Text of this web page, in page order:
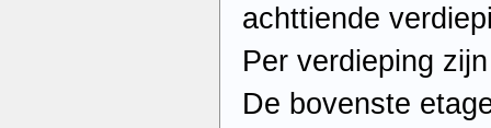
achttiende
Per verdieping
De bovenste